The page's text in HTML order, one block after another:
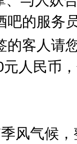
吧的服务
的客人请
人民币
风气候